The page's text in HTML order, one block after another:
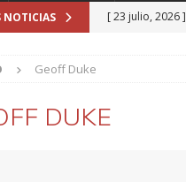
NOTICIAS [ 23 julio, 2026 ]
[ 2 julio, 2026 ]
Geoff Duke
DUKE